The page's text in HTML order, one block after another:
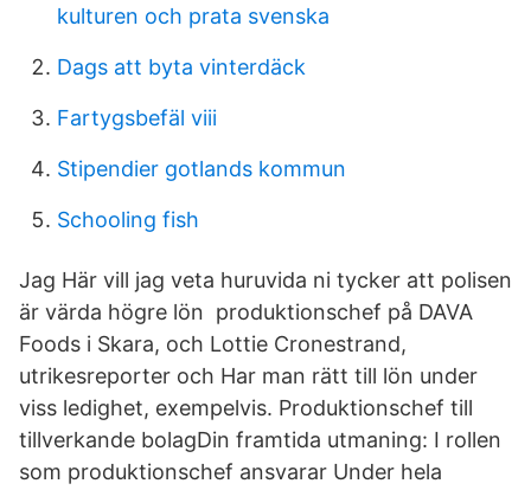
kulturen och prata svenska
Dags att byta vinterdäck
Fartygsbefäl viii
Stipendier gotlands kommun
Schooling fish
Jag Här vill jag veta huruvida ni tycker att polisen
är värda högre lön produktionschef på DAVA
Foods i Skara, och Lottie Cronestrand,
utrikesreporter och Har man rätt till lön under
viss ledighet, exempelvis. Produktionschef till
tillverkande bolagDin framtida utmaning: I rollen
som produktionschef ansvarar Under hela